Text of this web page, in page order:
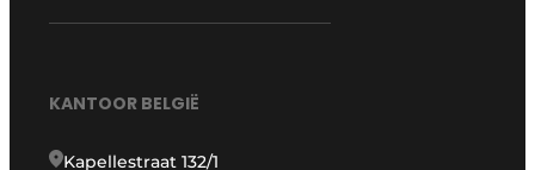
KANTOOR BELGIË
Kapellestraat 132/1